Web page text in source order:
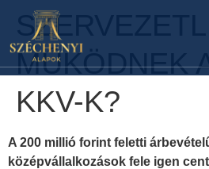
MŰKÖDNEK
KKV-K?
A 200 millió forint feletti
középvállalkozások fele igen